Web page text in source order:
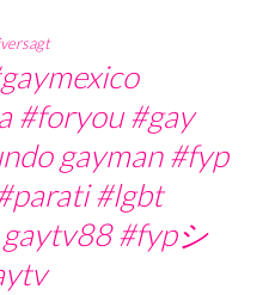
#foryou #gay
gayman#fyp
#lgbt
#fypシ